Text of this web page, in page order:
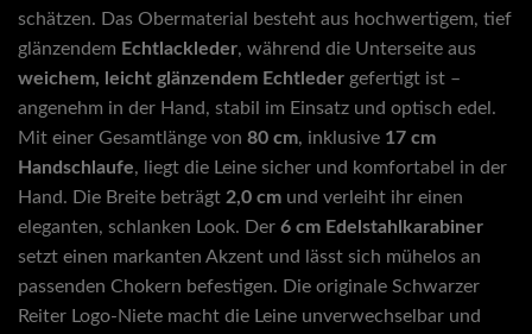
schätzen. Das Obermaterial besteht aus hochwertigem, tief
glänzendem Echtlackleder, während die Unterseite aus
weichem, leicht glänzendem Echtleder gefertigt ist –
angenehm in der Hand, stabil im Einsatz und optisch edel.
Mit einer Gesamtlänge von 80 cm, inklusive 17 cm
Handschlaufe, liegt die Leine sicher und komfortabel in der
Hand. Die Breite beträgt 2,0 cm und verleiht ihr einen
eleganten, schlanken Look. Der 6 cm Edelstahlkarabiner
setzt einen markanten Akzent und lässt sich mühelos an
passenden Chokern befestigen. Die originale Schwarzer
Reiter Logo-Niete macht die Leine unverwechselbar und